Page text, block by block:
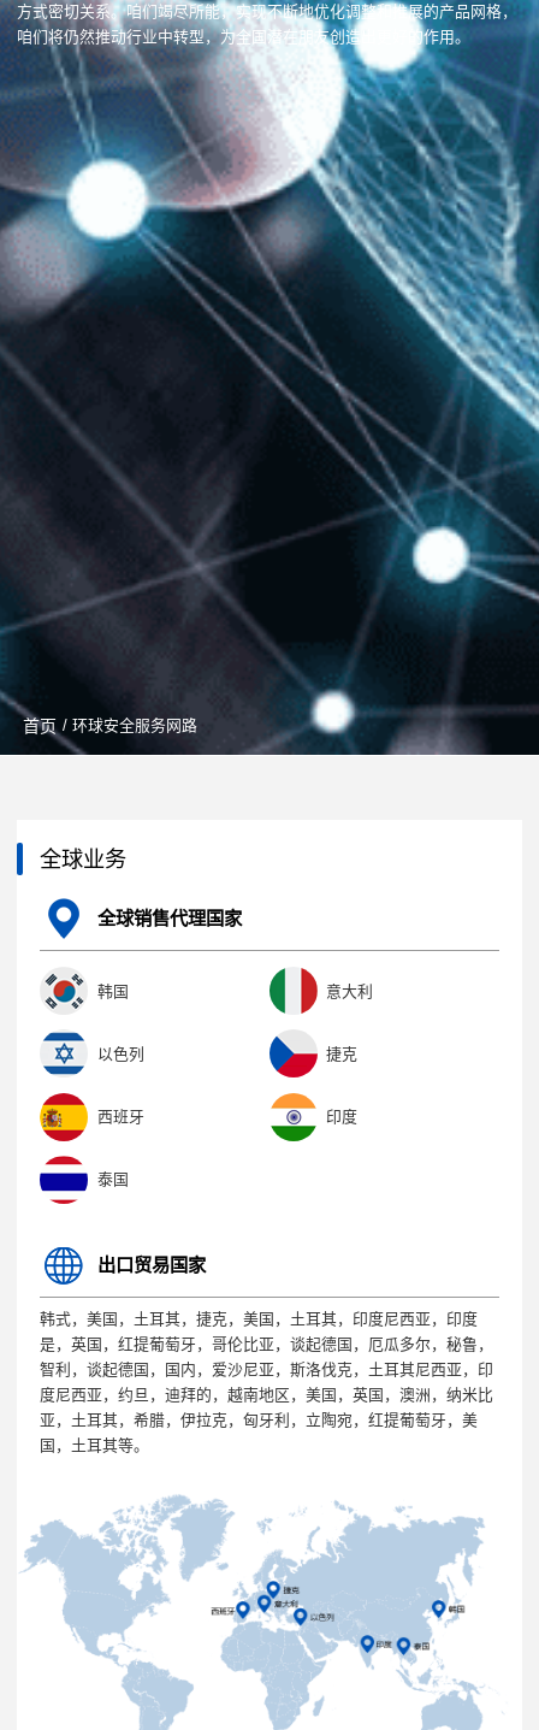
方式密切关系。咱们竭尽所能，实现不断地优化调整和推展的产品网格，
咱们将仍然推动行业中转型，为全国潜在朋友创造出更好的作用。
首页 / 环球安全服务网路
全球业务
全球销售代理国家
韩国 意大利
以色列 捷克
西班牙 印度
泰国
出口贸易国家
韩式，美国，土耳其，捷克，美国，土耳其，印度尼西亚，印度
是，英国，红提葡萄牙，哥伦比亚，谈起德国，厄瓜多尔，秘鲁，
智利，谈起德国，国内，爱沙尼亚，斯洛伐克，土耳其尼西亚，印
度尼西亚，约旦，迪拜的，越南地区，美国，英国，澳洲，纳米比
亚，土耳其，希腊，伊拉克，匈牙利，立陶宛，红提葡萄牙，美
国，土耳其等。